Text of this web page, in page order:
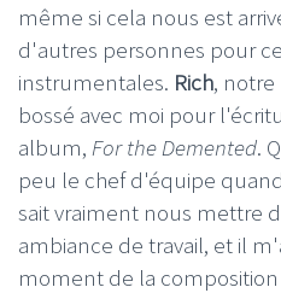
même si cela nous est
d'autres personnes pour
instrumentales. Rich, notre
bossé avec moi pour
album, For the Demented.
peu le chef d'équipe
sait vraiment nous mettre
ambiance de travail, et il
moment de la